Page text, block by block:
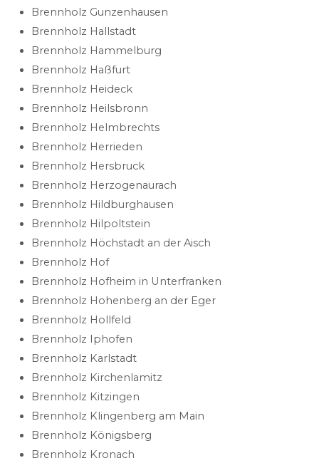
Brennholz Gunzenhausen
Brennholz Hallstadt
Brennholz Hammelburg
Brennholz Haßfurt
Brennholz Heideck
Brennholz Heilsbronn
Brennholz Helmbrechts
Brennholz Herrieden
Brennholz Hersbruck
Brennholz Herzogenaurach
Brennholz Hildburghausen
Brennholz Hilpoltstein
Brennholz Höchstadt an der Aisch
Brennholz Hof
Brennholz Hofheim in Unterfranken
Brennholz Hohenberg an der Eger
Brennholz Hollfeld
Brennholz Iphofen
Brennholz Karlstadt
Brennholz Kirchenlamitz
Brennholz Kitzingen
Brennholz Klingenberg am Main
Brennholz Königsberg
Brennholz Kronach